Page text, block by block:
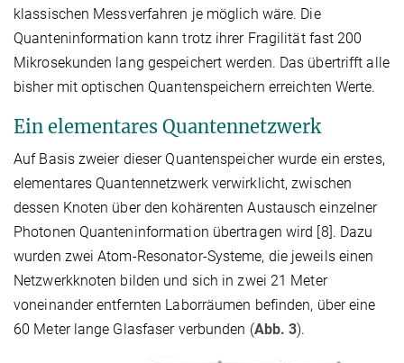
klassischen Messverfahren je möglich wäre. Die
Quanteninformation kann trotz ihrer Fragilität fast 200
Mikrosekunden lang gespeichert werden. Das übertrifft alle
bisher mit optischen Quantenspeichern erreichten Werte.
Ein elementares Quantennetzwerk
Auf Basis zweier dieser Quantenspeicher wurde ein erstes,
elementares Quantennetzwerk verwirklicht, zwischen
dessen Knoten über den kohärenten Austausch einzelner
Photonen Quanteninformation übertragen wird [8]. Dazu
wurden zwei Atom-Resonator-Systeme, die jeweils einen
Netzwerkknoten bilden und sich in zwei 21 Meter
voneinander entfernten Laborräumen befinden, über eine
60 Meter lange Glasfaser verbunden (Abb. 3).